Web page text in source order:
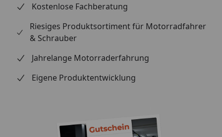
Kostenlose Fachberatung
Riesiges Produktsortiment für Motorradfahrer
& Schrauber
Jahrelange Motorraderfahrung
Eigene Produktentwicklung